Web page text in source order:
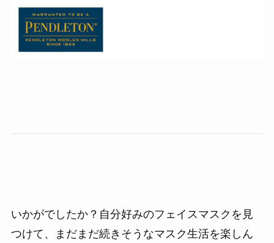
いかがでしたか？自分好みのフェイスマスクを見
つけて、まだまだ続きそうなマスク生活を楽しん